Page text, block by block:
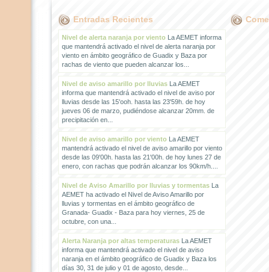
Entradas Recientes
Nivel de alerta naranja por vientoLa AEMET informa
que mantendrá activado el nivel de alerta naranja por
viento en ámbito geográfico de Guadix y Baza por
rachas de viento que pueden alcanzar los...
Nivel de aviso amarillo por lluviasLa AEMET
informa que mantendrá activado el nivel de aviso por
lluvias desde las 15'ooh. hasta las 23'59h. de hoy
jueves 06 de marzo, pudiéndose alcanzar 20mm. de
precipitación en...
Nivel de aviso amarillo por vientoLa AEMET
mantendrá activado el nivel de aviso amarillo por viento
desde las 09'00h. hasta las 21'00h. de hoy lunes 27 de
enero, con rachas que podrán alcanzar los 90km/h....
Nivel de Aviso Amarillo por lluvias y tormentasLa
AEMET ha activado el Nivel de Aviso Amarillo por
lluvias y tormentas en el ámbito geográfico de
Granada- Guadix - Baza para hoy viernes, 25 de
octubre, con una...
Alerta Naranja por altas temperaturasLa AEMET
informa que mantendrá activado el nivel de aviso
naranja en el ámbito geográfico de Guadix y Baza los
días 30, 31 de julio y 01 de agosto, desde...